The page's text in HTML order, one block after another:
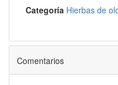
Categoría Hierbas de
Comentarios